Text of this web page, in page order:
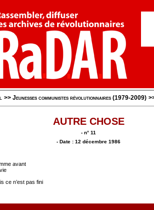
>> Jeunesses communistes révolutionnaires (1979-2009)
AUTRE CHOSE
- n° 11
- Date : 12 décembre 1986
avant
ce n’est pas fini